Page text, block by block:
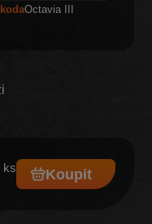
Octavia III
ks Koupit